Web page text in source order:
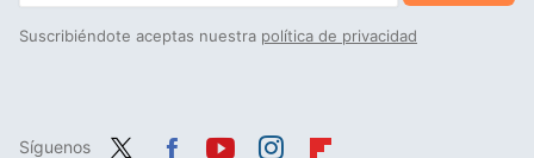
Suscribiéndote aceptas nuestra política de privacidad
Síguenos